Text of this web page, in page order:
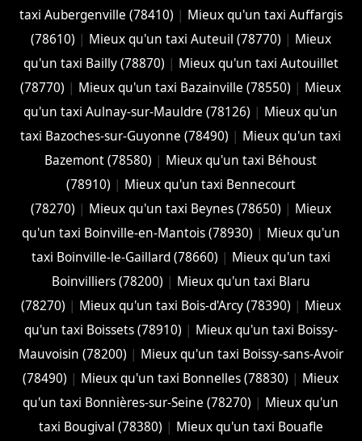
taxi Aubergenville (78410) | Mieux qu'un taxi Auffargis
(78610) | Mieux qu'un taxi Auteuil (78770) | Mieux
qu'un taxi Bailly (78870) | Mieux qu'un taxi Autouillet
(78770) | Mieux qu'un taxi Bazainville (78550) | Mieux
qu'un taxi Aulnay-sur-Mauldre (78126) | Mieux qu'un
taxi Bazoches-sur-Guyonne (78490) | Mieux qu'un taxi
Bazemont (78580) | Mieux qu'un taxi Béhoust
(78910) | Mieux qu'un taxi Bennecourt
(78270) | Mieux qu'un taxi Beynes (78650) | Mieux
qu'un taxi Boinville-en-Mantois (78930) | Mieux qu'un
taxi Boinville-le-Gaillard (78660) | Mieux qu'un taxi
Boinvilliers (78200) | Mieux qu'un taxi Blaru
(78270) | Mieux qu'un taxi Bois-d'Arcy (78390) | Mieux
qu'un taxi Boissets (78910) | Mieux qu'un taxi Boissy-
Mauvoisin (78200) | Mieux qu'un taxi Boissy-sans-Avoir
(78490) | Mieux qu'un taxi Bonnelles (78830) | Mieux
qu'un taxi Bonnières-sur-Seine (78270) | Mieux qu'un
taxi Bougival (78380) | Mieux qu'un taxi Bouafle